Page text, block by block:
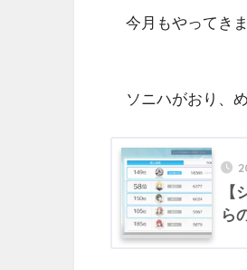
今月もやってき
ソニハがおり、
ら